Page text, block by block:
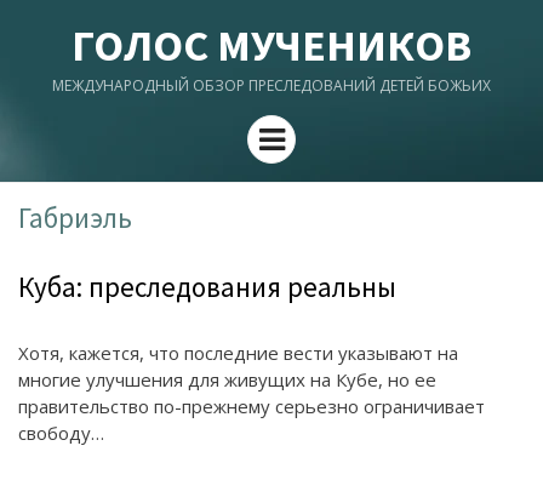
ГОЛОС МУЧЕНИКОВ
МЕЖДУНАРОДНЫЙ ОБЗОР ПРЕСЛЕДОВАНИЙ ДЕТЕЙ БОЖЬИХ
Menu
Габриэль
Куба: преследования реальны
Хотя, кажется, что последние вести указывают на
многие улучшения для живущих на Кубе, но ее
правительство по-прежнему серьезно ограничивает
свободу…